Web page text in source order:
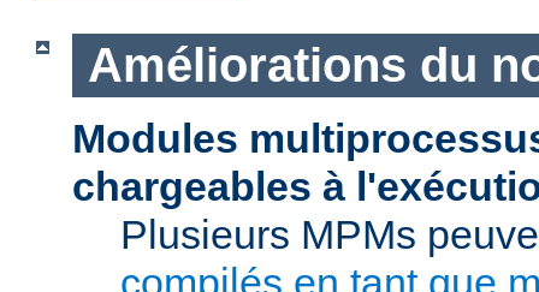
Améliorations du
Modules
chargeables à
Plusieurs MPMs
compilés en tant que